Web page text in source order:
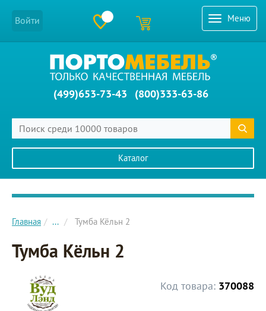
Меню
Войти
(499)653-73-43 (800)333-63-86
Каталог
Главное меню сайта
Главная ... Тумба Кёльн 2
Тумба Кёльн 2
Код товара: 370088